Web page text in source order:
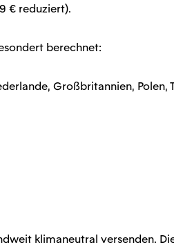
€ reduziert).
berechnet:
Großbritannien, Polen,
klimaneutral versenden.